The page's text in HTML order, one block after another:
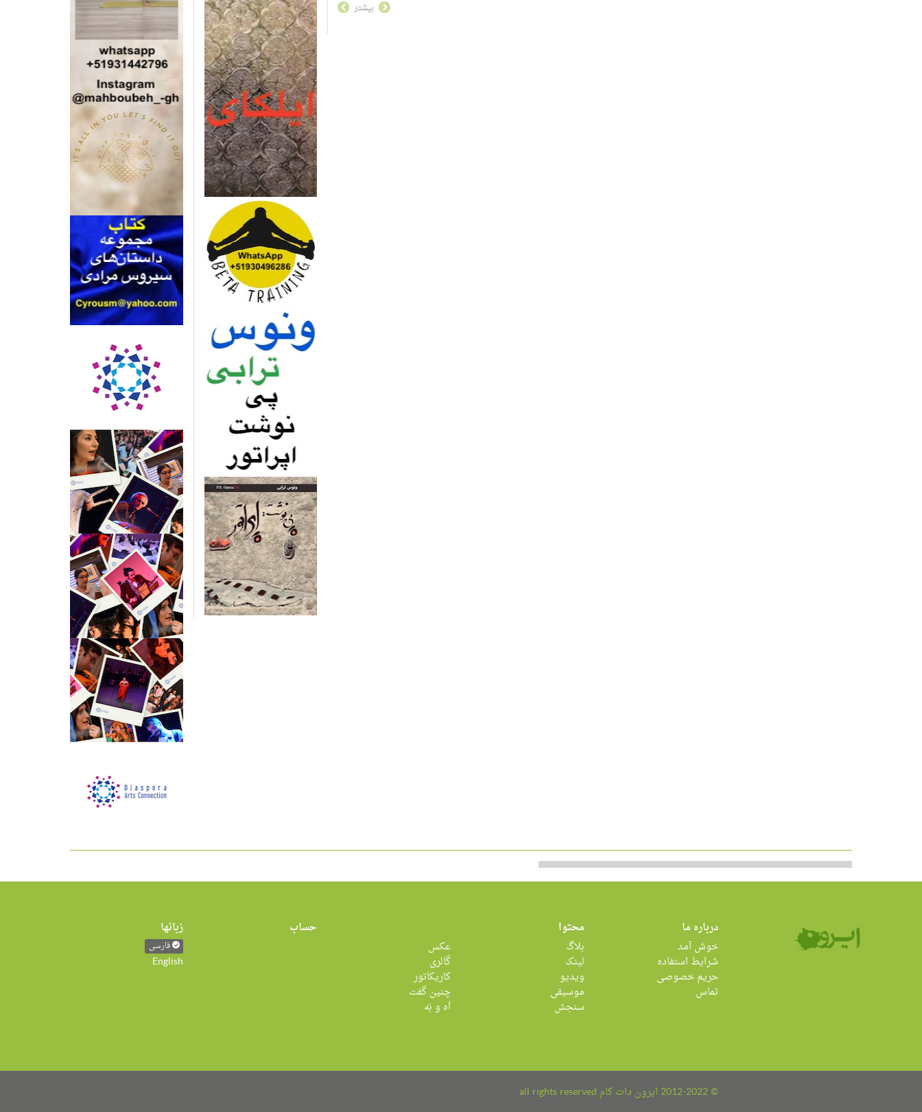
بیشتر
درباره ما
خوش آمد
شرایط استفاده
حریم خصوصی
تماس
محتوا
بلاگ
لینک
ویدیو
موسیقی
سنجش
عکس
گالری
کاریکاتور
چنین گفت
اَه و بَه
حساب زبانها
فارسی
English
© 2012-2022 ایرون دات کام all rights reserved